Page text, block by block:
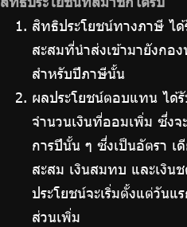
สิทธิประโยชน์ทางภาษี ได้
สะสมที่นำส่งเข้ามายังกอ
สำหรับปีภาษีนั้น
ผลประโยชน์ตอบแทน ได้
จำนวนเงินที่ออมเพิ่ม ซึ่งจ
การปีนั้น ๆ ซึ่งเป็นอัตรา เ
สะสม เงินสมทบ และเงิน
ประโยชน์จะเริ่มตั้งแต่วัน
ส่วนเพิ่ม